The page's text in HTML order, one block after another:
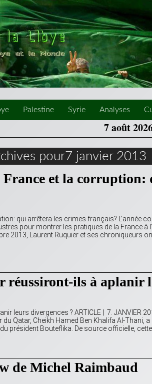
Palestine Syrie Analyses
7 août
pour7 janvier 2013
et la corruption:
qui arrêtera les crimes français? L’année
pour montrer les pratiques de la France à
2013, Laurent Ruquier et ses chroniqueurs
réussiront-ils à aplanir
leurs divergences ? ARTICLE | 7. JANVIER
du Qatar, Cheikh Hamed Ben Khalifa Al-Thani,
président Bouteflika. De source officielle,
de Michel Raimbaud